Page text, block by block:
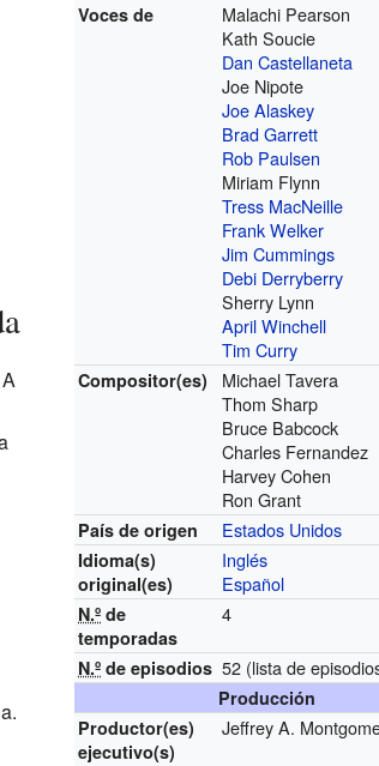
Voces de
Malachi Pearson
Kath Soucie
Dan Castellaneta
Joe Nipote
Joe Alaskey
Brad Garrett
Rob Paulsen
Miriam Flynn
Tress MacNeille
Frank Welker
Jim Cummings
Debi Derryberry
Sherry Lynn
April Winchell
Tim Curry
Compositor(es)
Michael Tavera
Thom Sharp
Bruce Babcock
Charles Fernandez
Harvey Cohen
Ron Grant
País de origen Estados Unidos
Idioma(s)
original(es)
Inglés
Español
N.º de
temporadas
4
N.º de episodios 52 (lista de
Producción
Productor(es)
ejecutivo(s)
Jeffrey A.